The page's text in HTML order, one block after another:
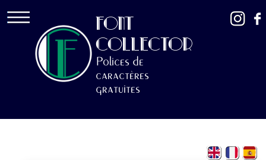
FONT
COLLECTOR
Polices de
caractères
gratuites